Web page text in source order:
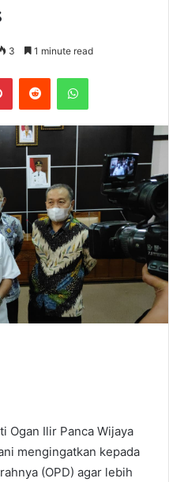
3 1 minute read
Ogan Ilir Panca Wijaya
mengingatkan kepada
(OPD) agar lebih